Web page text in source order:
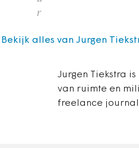
r
Jurgen Tiekstra
van ruimte en
freelance
Bekijk alles van Jurgen